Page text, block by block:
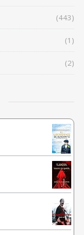
(443)
(1)
(2)